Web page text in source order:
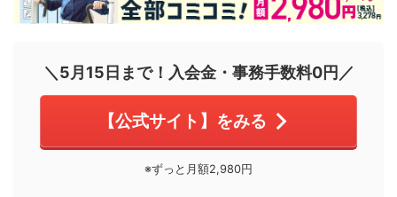
＼5月15日まで！入会金・事務手数料0円／
【公式サイト】をみる
※ずっと月額2,980円